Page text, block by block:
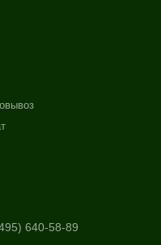
640-58-89